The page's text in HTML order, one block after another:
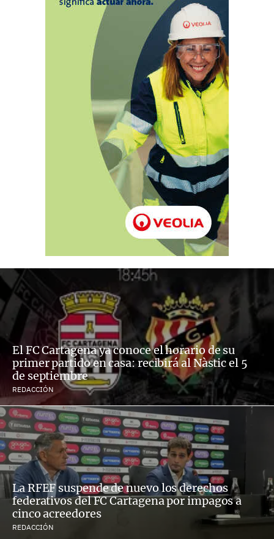
El FC Cartagena ya conoce el horario de su
primer partido en casa: recibirá al Nàstic el 5
de septiembre
REDACCIÓN
La RFEF suspende de nuevo los derechos
federativos del FC Cartagena por impagos a
cinco acreedores
REDACCIÓN